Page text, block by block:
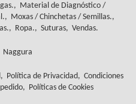
Material de Diagnóstico /
Moxas / Chinchetas / Semillas.
Ropa. Suturas Vendas.
Naggura
Política de Privacidad
Condiciones
Políticas de Cookies